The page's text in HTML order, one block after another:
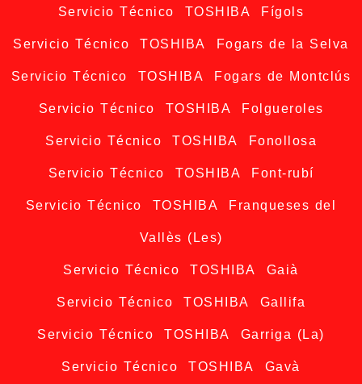
Servicio Técnico TOSHIBA Fígols
Servicio Técnico TOSHIBA Fogars de la Selva
Servicio Técnico TOSHIBA Fogars de Montclús
Servicio Técnico TOSHIBA Folgueroles
Servicio Técnico TOSHIBA Fonollosa
Servicio Técnico TOSHIBA Font-rubí
Servicio Técnico TOSHIBA Franqueses del
Vallès (Les)
Servicio Técnico TOSHIBA Gaià
Servicio Técnico TOSHIBA Gallifa
Servicio Técnico TOSHIBA Garriga (La)
Servicio Técnico TOSHIBA Gavà